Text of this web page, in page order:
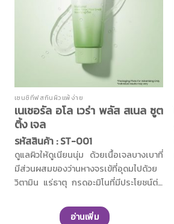
เซนซิทีฟสกินผิวแพ้ง่าย
เนเชอรัล อโล เวร่า พลัส สเนล ซูต
ติ้ง เจล
รหัสสินค้า : ST-001
ดูแลผิวให้ดูเนียนนุ่ม ด้วยเนื้อเจลบางเบาที่
มีส่วนผสมของว่านหางจรเข้ที่อุดมไปด้วย
วิตามิน แร่ธาตุ กรดอะมิโนที่มีประโยชน์ต่อ
เมือกหอยทากช่วยปลอบประโลมผิว ลด
อ่านเพิ่ม